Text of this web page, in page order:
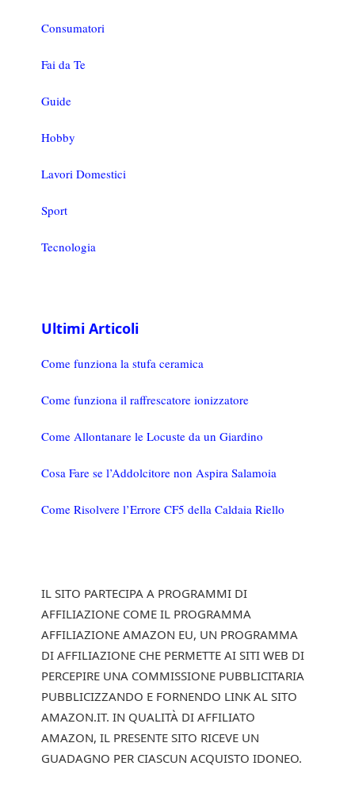
Consumatori
Fai da Te
Guide
Hobby
Lavori Domestici
Sport
Tecnologia
Ultimi Articoli
Come funziona la stufa ceramica
Come funziona il raffrescatore ionizzatore
Come Allontanare le Locuste da un Giardino
Cosa Fare se l’Addolcitore non Aspira Salamoia
Come Risolvere l’Errore CF5 della Caldaia Riello
IL SITO PARTECIPA A PROGRAMMI DI
AFFILIAZIONE COME IL PROGRAMMA
AFFILIAZIONE AMAZON EU, UN PROGRAMMA
DI AFFILIAZIONE CHE PERMETTE AI SITI WEB DI
PERCEPIRE UNA COMMISSIONE PUBBLICITARIA
PUBBLICIZZANDO E FORNENDO LINK AL SITO
AMAZON.IT. IN QUALITÀ DI AFFILIATO
AMAZON, IL PRESENTE SITO RICEVE UN
GUADAGNO PER CIASCUN ACQUISTO IDONEO.